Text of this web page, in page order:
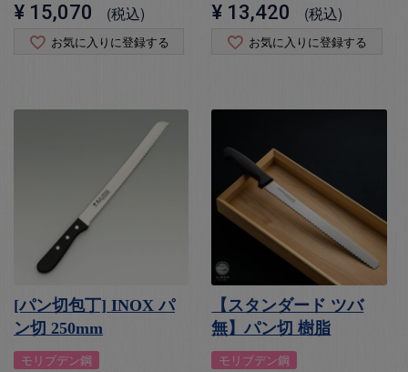
¥ 15,070 税込
お気に入りに登録する
¥ 13,420 税込
お気に入りに登録する
[パン切包丁] INOX パ
ン切 250mm
モリブデン鋼
【スタンダード ツバ
無】パン切 樹脂
モリブデン鋼